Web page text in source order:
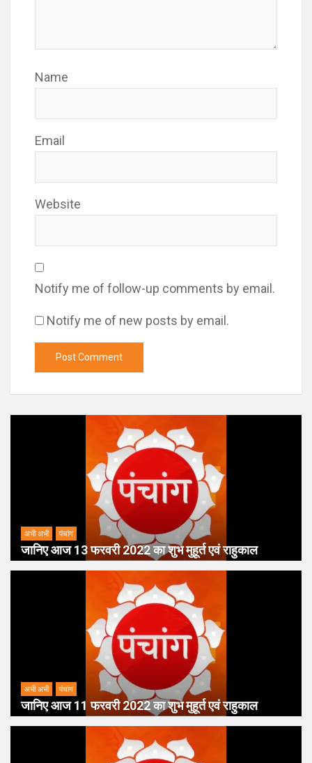
Name
Email
Website
Notify me of follow-up comments by email.
Notify me of new posts by email.
अभी अभी पंचांग
जानिए आज 13 फरवरी 2022 का शुभ मुहूर्त एवं राहुकाल
अभी अभी पंचांग
जानिए आज 11 फरवरी 2022 का शुभ मुहूर्त एवं राहुकाल